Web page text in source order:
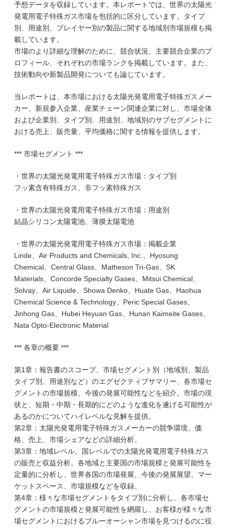
予想データを収録しています。本レポートでは、世界の太陽光
発電用電子特殊ガス市場を包括的に区分しています。タイプ
別、用途別、プレイヤー別の製品に関する地域別市場規模も掲
載しています。
市場のより詳細な理解のために、競合状況、主要競合企業のプ
ロフィール、それぞれの市場ランクを掲載しています。また、
技術動向や新製品開発についても論じています。
当レポートは、本市場における太陽光発電用電子特殊ガスメー
カー、新規参入企業、産業チェーン関連企業に対し、市場全体
および企業別、タイプ別、用途別、地域別のサブセグメントに
おける売上、販売量、平均価格に関する情報を提供します。
*** 市場セグメント ***
・世界の太陽光発電用電子特殊ガス市場：タイプ別
フッ素含有特殊ガス、非フッ素特殊ガス
・世界の太陽光発電用電子特殊ガス市場：用途別
結晶シリコン太陽電池、薄膜太陽電池
・世界の太陽光発電用電子特殊ガス市場：掲載企業
Linde、Air Products and Chemicals, Inc.、Hyosung
Chemical、Central Glass、Matheson Tri-Gas、SK
Materials、Concorde Specialty Gases、Mitsui Chemical、
Solvay、Air Liquide、Showa Denko、Huate Gas、Haohua
Chemical Science & Technology、Peric Special Gases、
Jinhong Gas、Hubei Heyuan Gas、Hunan Kaimeite Gases、
Nata Opto-Electronic Material
*** 各章の概要 ***
第1章：報告書のスコープ、市場セグメント別（地域別、製品
タイプ別、用途別など）のエグゼクティブサマリー、各市場セ
グメントの市場規模、今後の発展可能性などを紹介。市場の現
状と、短期・中期・長期的にどのような進化を遂げる可能性が
あるのかについてハイレベルな見解を提供。
第2章：太陽光発電用電子特殊ガスメーカーの競争環境、価
格、売上、市場シェアなどの詳細分析。
第3章：地域レベル、国レベルでの太陽光発電用電子特殊ガス
の販売と収益分析。各地域と主要国の市場規模と発展可能性を
定量的に分析し、世界各国の市場発展、今後の発展展望、マー
ケットスペース、市場規模などを収録。
第4章：様々な市場セグメントをタイプ別に分析し、各市場セ
グメントの市場規模と発展可能性を網羅し、お客様が様々な市
場セグメントにおけるブルーオーシャン市場を見つけるのに役